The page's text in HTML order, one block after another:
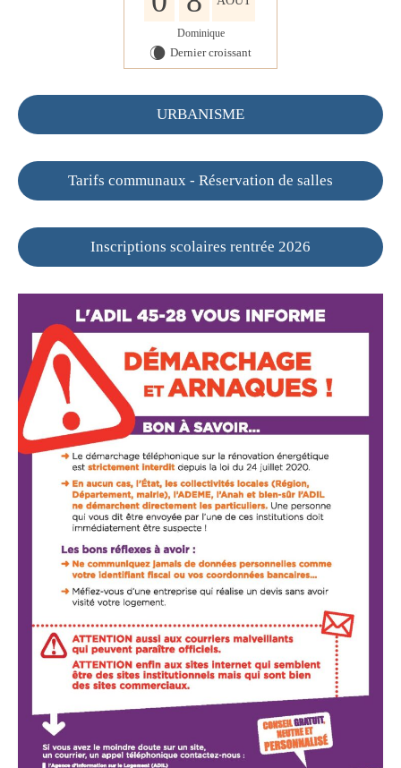
Dominique
W Dernier croissant
URBANISME
Tarifs communaux - Réservation de salles
Inscriptions scolaires rentrée 2026